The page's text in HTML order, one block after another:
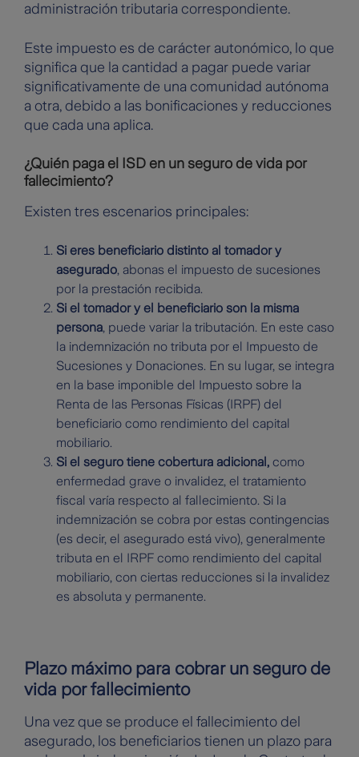
administración tributaria correspondiente.
Este impuesto es de carácter autonómico, lo que
significa que la cantidad a pagar puede variar
significativamente de una comunidad autónoma
a otra, debido a las bonificaciones y reducciones
que cada una aplica.
¿Quién paga el ISD en un seguro de vida por
fallecimiento?
Existen tres escenarios principales:
Si eres beneficiario distinto al tomador y
asegurado, abonas el impuesto de sucesiones
por la prestación recibida.
Si el tomador y el beneficiario son la misma
persona, puede variar la tributación. En este caso
la indemnización no tributa por el Impuesto de
Sucesiones y Donaciones. En su lugar, se integra
en la base imponible del Impuesto sobre la
Renta de las Personas Físicas (IRPF) del
beneficiario como rendimiento del capital
mobiliario.
Si el seguro tiene cobertura adicional, como
enfermedad grave o invalidez, el tratamiento
fiscal varía respecto al fallecimiento. Si la
indemnización se cobra por estas contingencias
(es decir, el asegurado está vivo), generalmente
tributa en el IRPF como rendimiento del capital
mobiliario, con ciertas reducciones si la invalidez
es absoluta y permanente.
Plazo máximo para cobrar un seguro de
vida por fallecimiento
Una vez que se produce el fallecimiento del
asegurado, los beneficiarios tienen un plazo para